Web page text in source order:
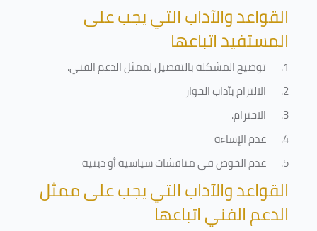
القواعد والآداب التي يجب على
المستفيد اتباعها
1. توضيح المشكلة بالتفصيل لممثل الدعم الفني.
2.
الالتزام بآداب الحوار
3.
الاحترام.
4.
عدم الإساءة
5.
عدم الخوض في مناقشات سياسية أو دينية
القواعد والآداب التي يجب على ممثل
الدعم الفني اتباعها